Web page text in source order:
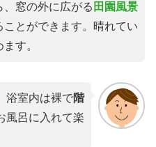
、窓の外に広がる 田園風景
ことができます。晴れてい
す。
浴室内は裸で階
風呂に入れて楽